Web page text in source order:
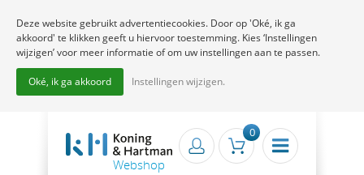
0
Deze website gebruikt advertentiecookies. Door op 'Oké, ik ga
akkoord' te klikken geeft u hiervoor toestemming. Kies ‘Instellingen
wijzigen’ voor meer informatie of om uw instellingen aan te passen.
Oké, ik ga akkoord Instellingen wijzigen.